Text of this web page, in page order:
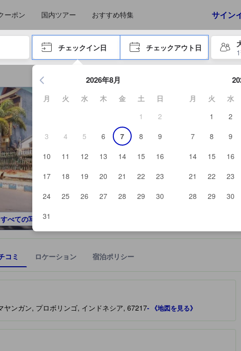
ーポン 国内ツアー おすすめ特集 サイン
やタブキーで進み、エンターキーを押して内容を確定して、検索します。
チェックイン日 チェックアウト日
エンターキーを押して日付選択画面の操作を開始します。方向キ
2026年8月
月 火 水 木 金 土
日
1
2
3
4 5 6 7 8
9
10
11 12 13 14 15
16
17
18 19 20 21 22
23
24
25 26 27 28 29
30
31
月 火 水
1
2
7
8 9
14
15 16
21
22 23
28
29 30
すべての写真を見る
コミ ロケーション 宿泊ポリシー
宿泊施設に備わっていると予測される快適さや客室のレベルを示すもの
ンガン, プロボリンゴ, インドネシア, 67217- 《地図を見る》
えたゲストから提供されています。実際の経験に基づいた内容である